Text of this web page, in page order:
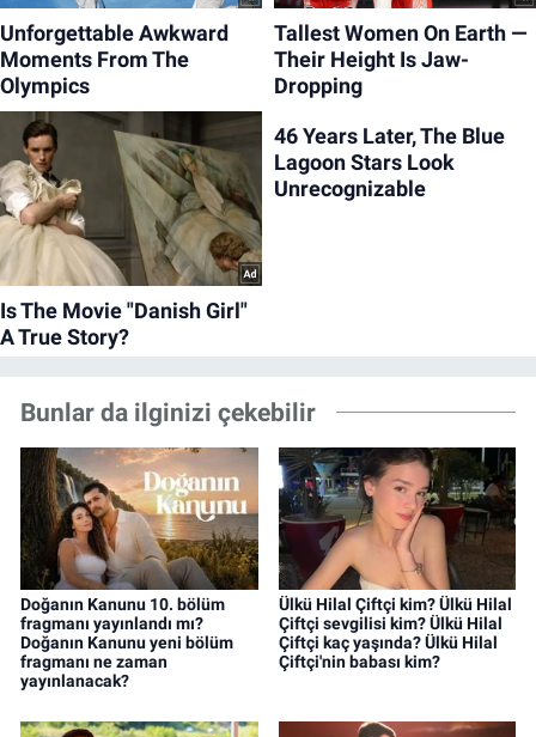
Bunlar da ilginizi çekebilir
Doğanın Kanunu 10. bölüm
fragmanı yayınlandı mı?
Doğanın Kanunu yeni bölüm
fragmanı ne zaman
yayınlanacak?
Ülkü Hilal Çiftçi kim? Ülkü Hilal
Çiftçi sevgilisi kim? Ülkü Hilal
Çiftçi kaç yaşında? Ülkü Hilal
Çiftçi'nin babası kim?